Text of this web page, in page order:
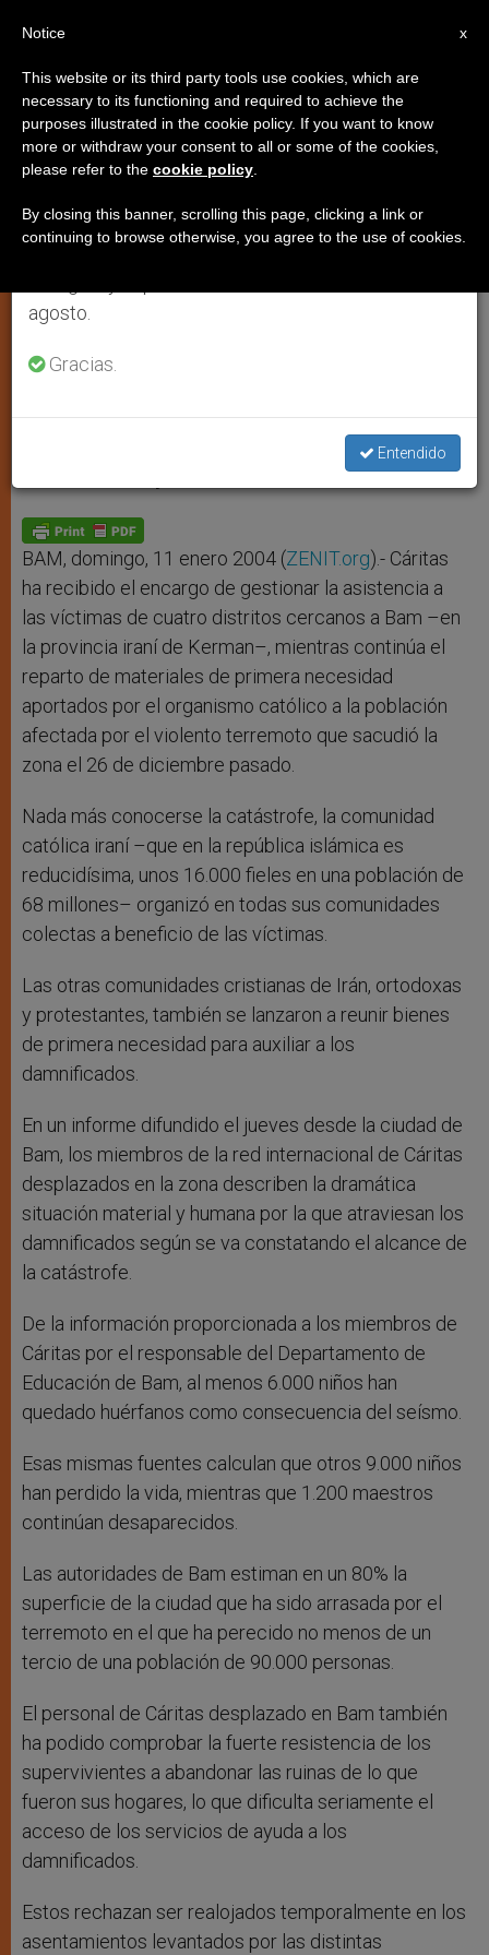
Irán: Cáritas lleva su ayuda a
Bam y constata la magnitud de la
tragedia
6.000 niños han quedado huérfanos
W
s
p
p
M
e
g
e
r
F
b
o
k
T
t
S
e
BAM, domingo, 11 enero 2004 (ZENIT.org).- Cáritas
ha recibido el encargo de gestionar la asistencia a
las víctimas de cuatro distritos cercanos a Bam –en
la provincia iraní de Kerman–, mientras continúa el
reparto de materiales de primera necesidad
aportados por el organismo católico a la población
afectada por el violento terremoto que sacudió la
zona el 26 de diciembre pasado.
Nada más conocerse la catástrofe, la comunidad
católica iraní –que en la república islámica es
reducidísima, unos 16.000 fieles en una población de
68 millones– organizó en todas sus comunidades
colectas a beneficio de las víctimas.
Las otras comunidades cristianas de Irán, ortodoxas
y protestantes, también se lanzaron a reunir bienes
de primera necesidad para auxiliar a los
damnificados.
En un informe difundido el jueves desde la ciudad de
Bam, los miembros de la red internacional de Cáritas
desplazados en la zona describen la dramática
situación material y humana por la que atraviesan los
damnificados según se va constatando el alcance de
la catástrofe.
De la información proporcionada a los miembros de
Cáritas por el responsable del Departamento de
Educación de Bam, al menos 6.000 niños han
quedado huérfanos como consecuencia del seísmo.
Esas mismas fuentes calculan que otros 9.000 niños
han perdido la vida, mientras que 1.200 maestros
continúan desaparecidos.
Las autoridades de Bam estiman en un 80% la
superficie de la ciudad que ha sido arrasada por el
terremoto en el que ha perecido no menos de un
tercio de una población de 90.000 personas.
El personal de Cáritas desplazado en Bam también
ha podido comprobar la fuerte resistencia de los
supervivientes a abandonar las ruinas de lo que
fueron sus hogares, lo que dificulta seriamente el
acceso de los servicios de ayuda a los
damnificados.
Estos rechazan ser realojados temporalmente en los
asentamientos levantados por las distintas
×
Aviso importante
Del 27 de julio al 7 de agosto haremos la pausa
anual, aprovechando que en el periodo de verano
se generan menos informaciones y también el
agosto.
Gracias.
Entendido
x
Notice
This website or its third party tools use cookies, which are
necessary to its functioning and required to achieve the
purposes illustrated in the cookie policy. If you want to know
more or withdraw your consent to all or some of the cookies,
please refer to the cookie policy
By closing this banner, scrolling this page, clicking a link or
continuing to browse otherwise, you agree to the use of cookies.